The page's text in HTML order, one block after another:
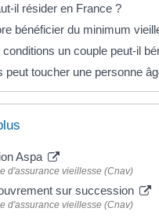
il résider en France ?
bénéficier du minimum
un couple peut-il
peut toucher une personne
Aspa
d'assurance vieillesse (Cnav)
sur succession
d'assurance vieillesse (Cnav)